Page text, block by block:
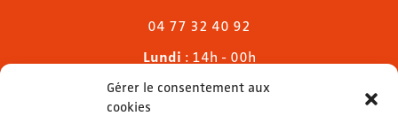
Gérer le consentement aux
cookies
04 77 32 40 92
Lundi : 14h - 00h
Mardi & mercredi
Jeudi